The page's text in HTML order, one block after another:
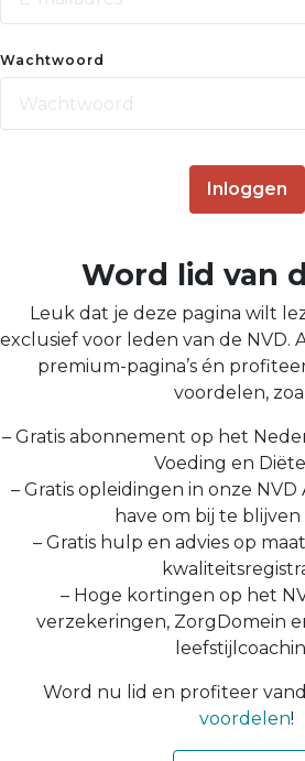
Wachtwoord
Inloggen
Word lid van
Leuk dat je deze pagina wilt
exclusief voor leden van de NVD.
premium-pagina’s én
voordelen,
– Gratis abonnement op het
Voeding en
– Gratis opleidingen in onze
have om bij te blijven
– Gratis hulp en advies op
– Hoge kortingen op het
verzekeringen, ZorgDomein
Word nu lid en profiteer
voordelen!